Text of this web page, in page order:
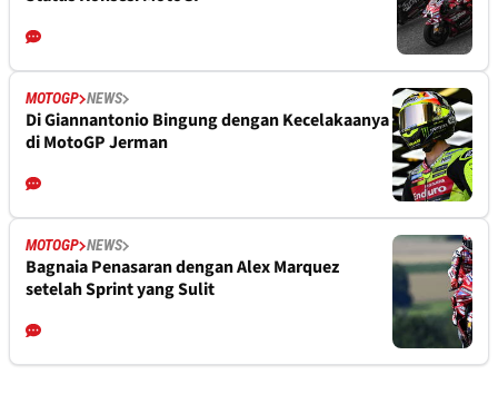
MOTOGP NEWS
Di Giannantonio Bingung dengan Kecelakaanya
di MotoGP Jerman
MOTOGP NEWS
Bagnaia Penasaran dengan Alex Marquez
setelah Sprint yang Sulit